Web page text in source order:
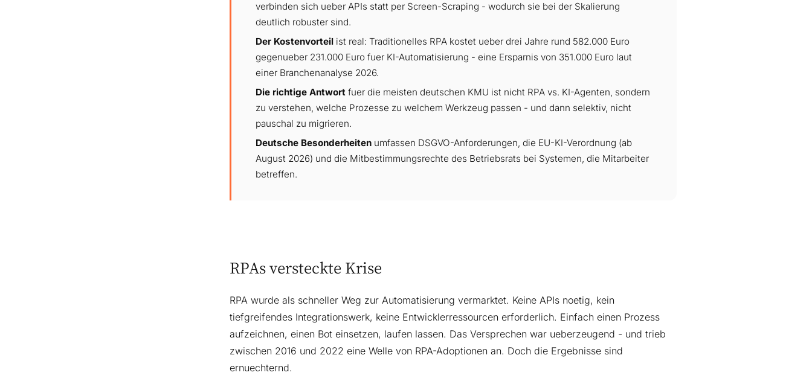
verbinden sich ueber APIs statt per Screen-Scraping - wodurch sie bei der Skalierung
deutlich robuster sind.
Der Kostenvorteil ist real: Traditionelles RPA kostet ueber drei Jahre rund 582.000 Euro
gegenueber 231.000 Euro fuer KI-Automatisierung - eine Ersparnis von 351.000 Euro laut
einer Branchenanalyse 2026.
Die richtige Antwort fuer die meisten deutschen KMU ist nicht RPA vs. KI-Agenten, sondern
zu verstehen, welche Prozesse zu welchem Werkzeug passen - und dann selektiv, nicht
pauschal zu migrieren.
Deutsche Besonderheiten umfassen DSGVO-Anforderungen, die EU-KI-Verordnung (ab
August 2026) und die Mitbestimmungsrechte des Betriebsrats bei Systemen, die Mitarbeiter
betreffen.
RPAs versteckte Krise
RPA wurde als schneller Weg zur Automatisierung vermarktet. Keine APIs noetig, kein
tiefgreifendes Integrationswerk, keine Entwicklerressourcen erforderlich. Einfach einen Prozess
aufzeichnen, einen Bot einsetzen, laufen lassen. Das Versprechen war ueberzeugend - und trieb
zwischen 2016 und 2022 eine Welle von RPA-Adoptionen an. Doch die Ergebnisse sind
ernuechternd.